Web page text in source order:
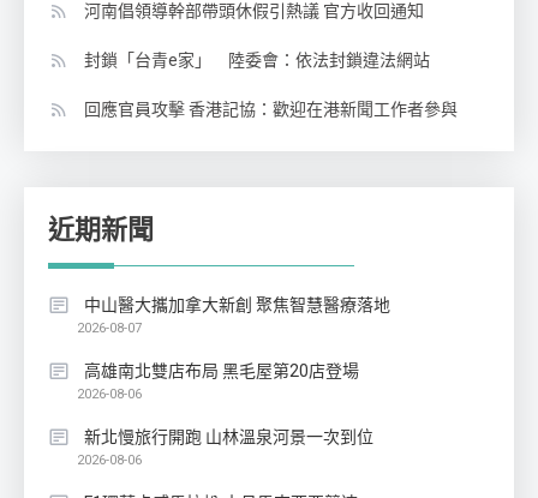
河南倡領導幹部帶頭休假引熱議 官方收回通知
封鎖「台青e家」 陸委會：依法封鎖違法網站
回應官員攻擊 香港記協：歡迎在港新聞工作者參與
近期新聞
中山醫大攜加拿大新創 聚焦智慧醫療落地
2026-08-07
高雄南北雙店布局 黑毛屋第20店登場
2026-08-06
新北慢旅行開跑 山林溫泉河景一次到位
2026-08-06